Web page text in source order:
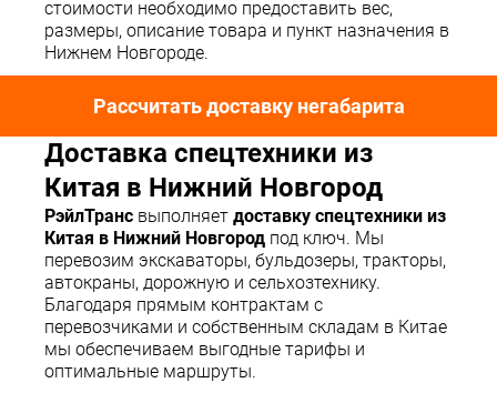
стоимости необходимо предоставить вес,
размеры, описание товара и пункт назначения в
Нижнем Новгороде.
Рассчитать доставку негабарита
Доставка спецтехники из
Китая в Нижний Новгород
РэйлТранс выполняет доставку спецтехники из
Китая в Нижний Новгород под ключ. Мы
перевозим экскаваторы, бульдозеры, тракторы,
автокраны, дорожную и сельхозтехнику.
Благодаря прямым контрактам с
перевозчиками и собственным складам в Китае
мы обеспечиваем выгодные тарифы и
оптимальные маршруты.